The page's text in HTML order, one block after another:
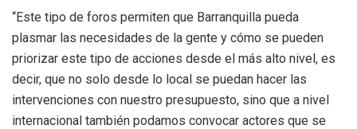
“Este tipo de foros permiten que Barranquilla pueda
plasmar las necesidades de la gente y cómo se pueden
priorizar este tipo de acciones desde el más alto nivel, es
decir, que no solo desde lo local se puedan hacer las
intervenciones con nuestro presupuesto, sino que a nivel
internacional también podamos convocar actores que se